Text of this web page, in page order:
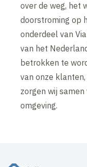
over de weg, het
doorstroming op
onderdeel van
van het
betrokken te
van onze
zorgen wij
omgeving.